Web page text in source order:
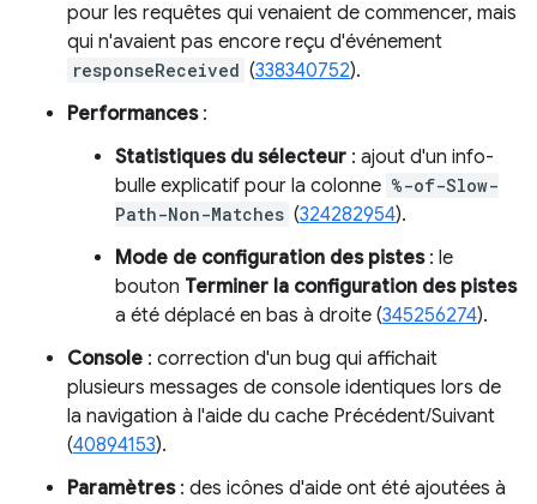
pour les requêtes qui venaient de commencer, mais
qui n'avaient pas encore reçu d'événement
responseReceived (338340752).
Performances:
Statistiques du sélecteur : ajout d'un info-
bulle explicatif pour la colonne %-of-Slow-
Path-Non-Matches (324282954).
Mode de configuration des pistes: le
bouton Terminer la configuration des pistes
a été déplacé en bas à droite (345256274).
Console : correction d'un bug qui affichait
plusieurs messages de console identiques lors de
la navigation à l'aide du cache Précédent/Suivant
(40894153).
Paramètres: des icônes d'aide ont été ajoutées à